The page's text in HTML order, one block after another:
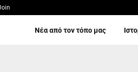
Νέα από τον τόπο μας